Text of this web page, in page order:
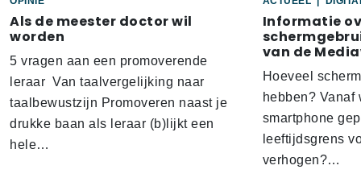
Als de meester doctor wil
worden
5 vragen aan een promoverende
leraar Van taalvergelijking naar
taalbewustzijn Promoveren naast je
drukke baan als leraar (b)lijkt een
hele…
Informatie
van de
Hoeveel
hebben?
smartphone
leeftijdsgrens
verhogen?…